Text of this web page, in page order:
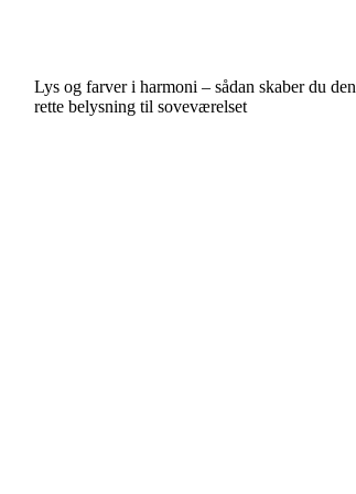
Lys og farver i harmoni – sådan skaber du den
rette belysning til soveværelset